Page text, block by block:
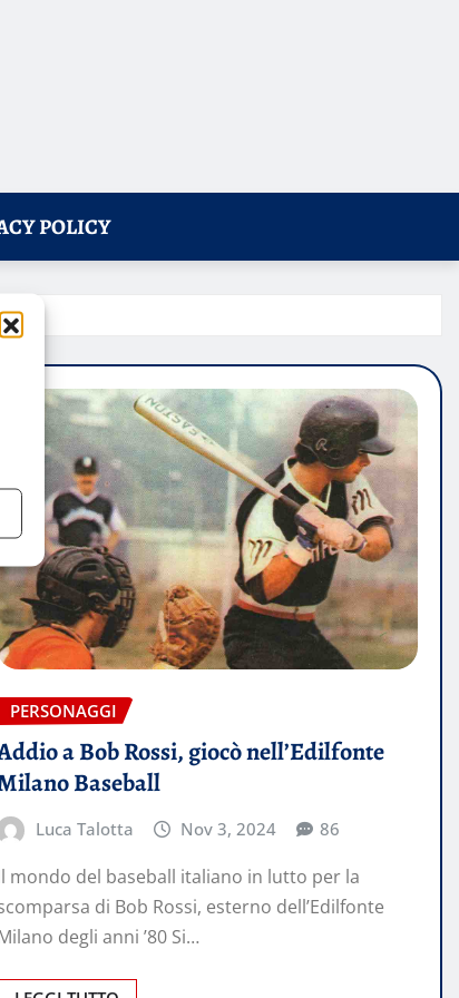
POLICY
PERSONAGGI
a Bob Rossi, giocò nell’Edilfonte
Baseball
Luca Talotta Nov 3, 2024 86
mondo del baseball italiano in lutto per la
di Bob Rossi, esterno dell’Edilfonte
degli anni ’80 Si…